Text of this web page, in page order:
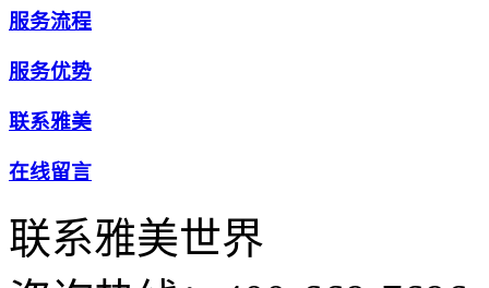
服务流程
服务优势
联系雅美
在线留言
联系雅美世界